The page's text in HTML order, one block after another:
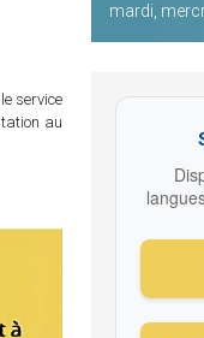
service
au
mardi,